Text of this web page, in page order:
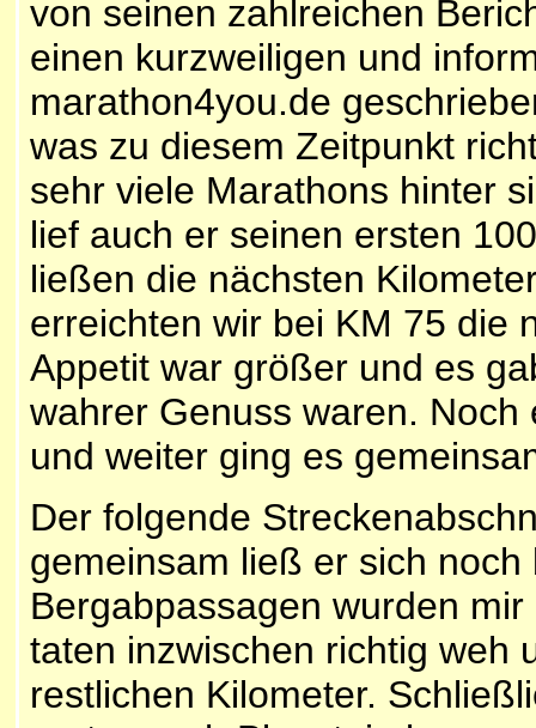
von seinen zahlreichen
einen kurzweiligen und
marathon4you.de
was zu diesem Zeitpunkt
sehr viele Marathons hinter
lief auch er seinen ersten
ließen die nächsten
erreichten wir bei KM 75 die
Appetit war größer und es
wahrer Genuss waren.
und weiter ging es
Der folgende
gemeinsam ließ er sich
Bergabpassagen wurden
taten inzwischen richtig weh
restlichen Kilometer.